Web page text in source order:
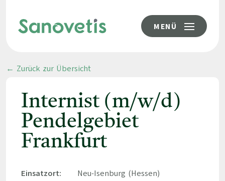
MENÜ
← Zurück zur Übersicht
Internist (m/w/d)
Pendelgebiet
Frankfurt
Einsatzort:
Neu-Isenburg (Hessen)